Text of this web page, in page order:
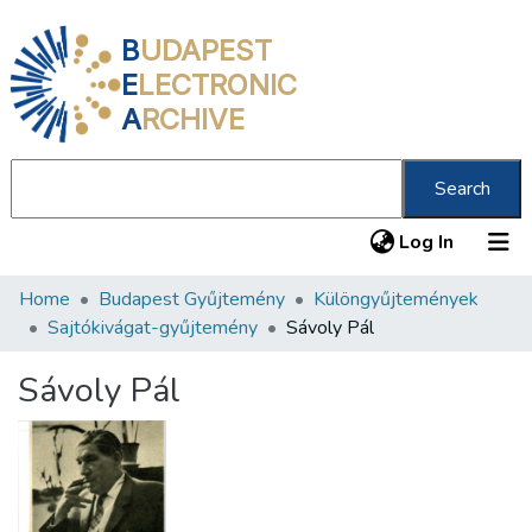
BUDAPEST
ELECTRONIC
ARCHIVE
Search
Log In (current)
Communities & Collections
Statistics
About us
Home Budapest Gyűjtemény
Különgyűjtemények
Sajtókivágat-gyűjtemény
Sávoly Pál
Sávoly Pál